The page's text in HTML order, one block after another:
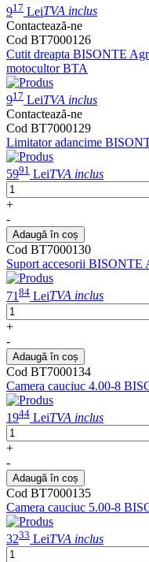
917 LeiTVA inclus
Contactează-ne
Cod BT7000126
Cutit dreapta BISONTE
motocultor BTA
917 LeiTVA inclus
Contactează-ne
Cod BT7000129
Limitator adancime
5991 LeiTVA inclus
+
-
Adaugă în coș
Cod BT7000130
Suport accesorii BISONTE
71 84 LeiTVA inclus
+
-
Adaugă în coș
Cod BT7000134
Camera cauciuc 4.00-8
1944 LeiTVA inclus
+
-
Adaugă în coș
Cod BT7000135
Camera cauciuc 5.00-8
3233 LeiTVA inclus